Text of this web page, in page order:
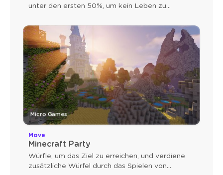
unter den ersten 50%, um kein Leben zu
Micro Games
Move
Minecraft Party
Würfle, um das Ziel zu erreichen, und verdiene
zusätzliche Würfel durch das Spielen von